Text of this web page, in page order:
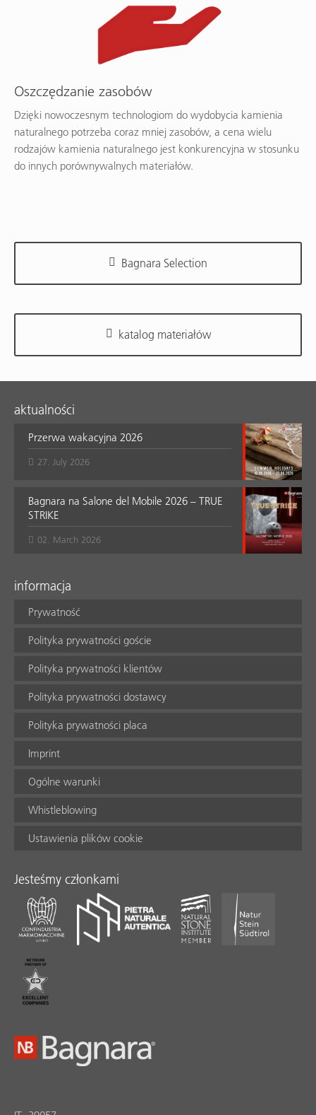
Oszczędzanie zasobów
Dzięki nowoczesnym technologiom do wydobycia kamienia
naturalnego potrzeba coraz mniej zasobów, a cena wielu
rodzajów kamienia naturalnego jest konkurencyjna w stosunku
do innych porównywalnych materiałów.
Bagnara Selection
katalog materiałów
aktualności
Przerwa wakacyjna 2026
27. July 2026
Bagnara na Salone del Mobile 2026 – TRUE
STRIKE
02. March 2026
informacja
Prywatność
Polityka prywatności goście
Polityka prywatności klientów
Polityka prywatności dostawcy
Polityka prywatności placa
Imprint
Ogólne warunki
Whistleblowing
Ustawienia plików cookie
Jesteśmy członkami